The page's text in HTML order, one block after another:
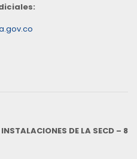
DE LA SECD – 8